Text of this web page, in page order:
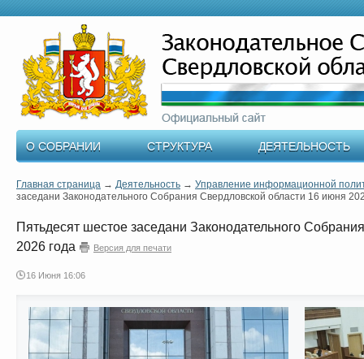
О СОБРАНИИ СТРУКТУРА ДЕЯТЕЛЬНОСТЬ
Главная страница → Деятельность → Управление информационной
заседани Законодательного Собрания Свердловской области 16 июня
Пятьдесят шестое заседани Законодательного
2026 года
Версия для печати
16 Июня 16:06